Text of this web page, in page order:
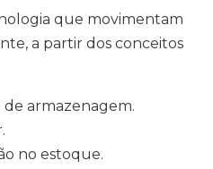
que movimentam
a partir dos conceitos
armazenagem.
no estoque.